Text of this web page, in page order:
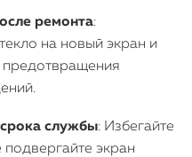
ремонта:
на новый экран и
предотвращения
службы: Избегайте
подвергайте экран